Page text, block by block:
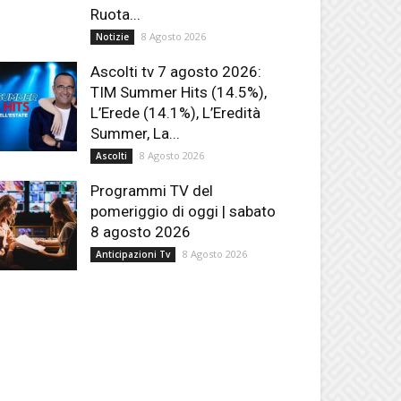
Ruota...
Notizie 8 Agosto 2026
Ascolti tv 7 agosto 2026:
TIM Summer Hits (14.5%),
L’Erede (14.1%), L’Eredità
Summer, La...
Ascolti 8 Agosto 2026
Programmi TV del
pomeriggio di oggi | sabato
8 agosto 2026
Anticipazioni Tv 8 Agosto 2026